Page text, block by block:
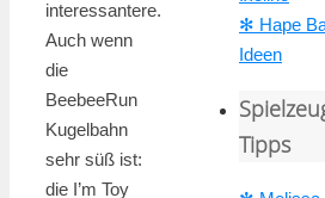
interessantere.
Auch wenn
die
BeebeeRun
Kugelbahn
sehr süß ist:
die I’m Toy
✻ Hape
Ideen
Tipps